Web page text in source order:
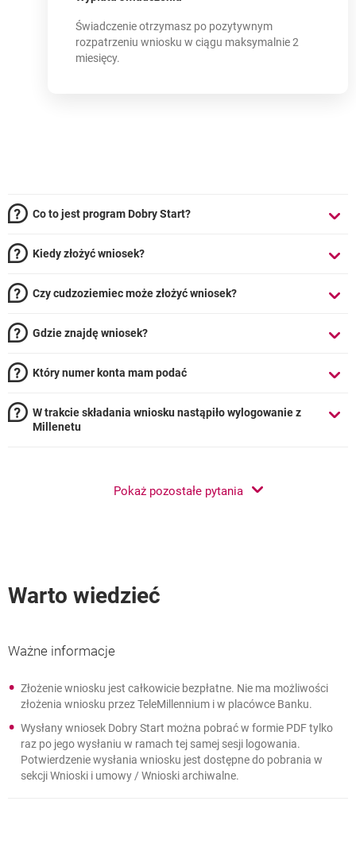
Świadczenie otrzymasz po pozytywnym
rozpatrzeniu wniosku w ciągu maksymalnie 2
miesięcy.
Co to jest program Dobry Start?
Kiedy złożyć wniosek?
Czy cudzoziemiec może złożyć wniosek?
Gdzie znajdę wniosek?
Który numer konta mam podać
W trakcie składania wniosku nastąpiło wylogowanie z
Millenetu
Pokaż pozostałe pytania
Warto wiedzieć
Ważne informacje
Ważne informacje
Złożenie wniosku jest całkowicie bezpłatne. Nie ma możliwości
złożenia wniosku przez TeleMillennium i w placówce Banku.
Wysłany wniosek Dobry Start można pobrać w formie PDF tylko
raz po jego wysłaniu w ramach tej samej sesji logowania.
Potwierdzenie wysłania wniosku jest dostępne do pobrania w
sekcji Wnioski i umowy / Wnioski archiwalne.